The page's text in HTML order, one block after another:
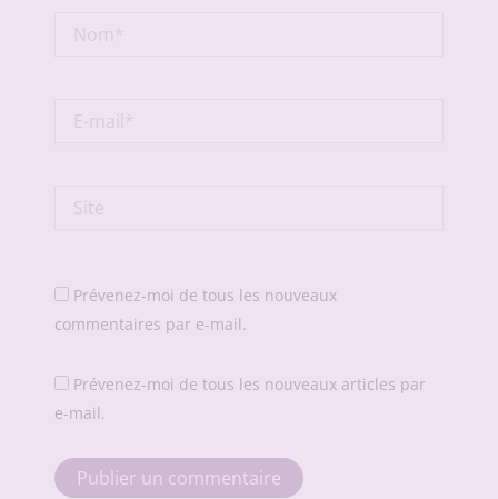
mail*
Prévenez-moi de tous les nouveaux
commentaires par e-mail.
Prévenez-moi de tous les nouveaux articles par
e-mail.